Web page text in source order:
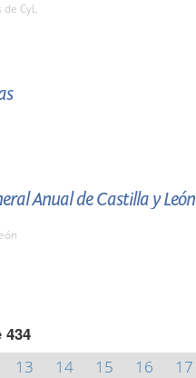
de CyL
Anual de Castilla y León
434
13 14 15 16 17